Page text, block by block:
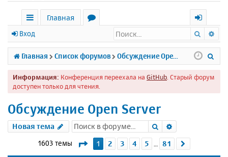
с
ы
л
к
Главная
р
у
м
х
о
д
Вход Поиск
Главная Список форумов
Информация: Конференция переехала на GitHub . Старый форум
доступен только для чтения.
Обсуждение Open Server
Новая тема Поиск
1603 темы Страница1 из 81
1 2 3 4 5 81